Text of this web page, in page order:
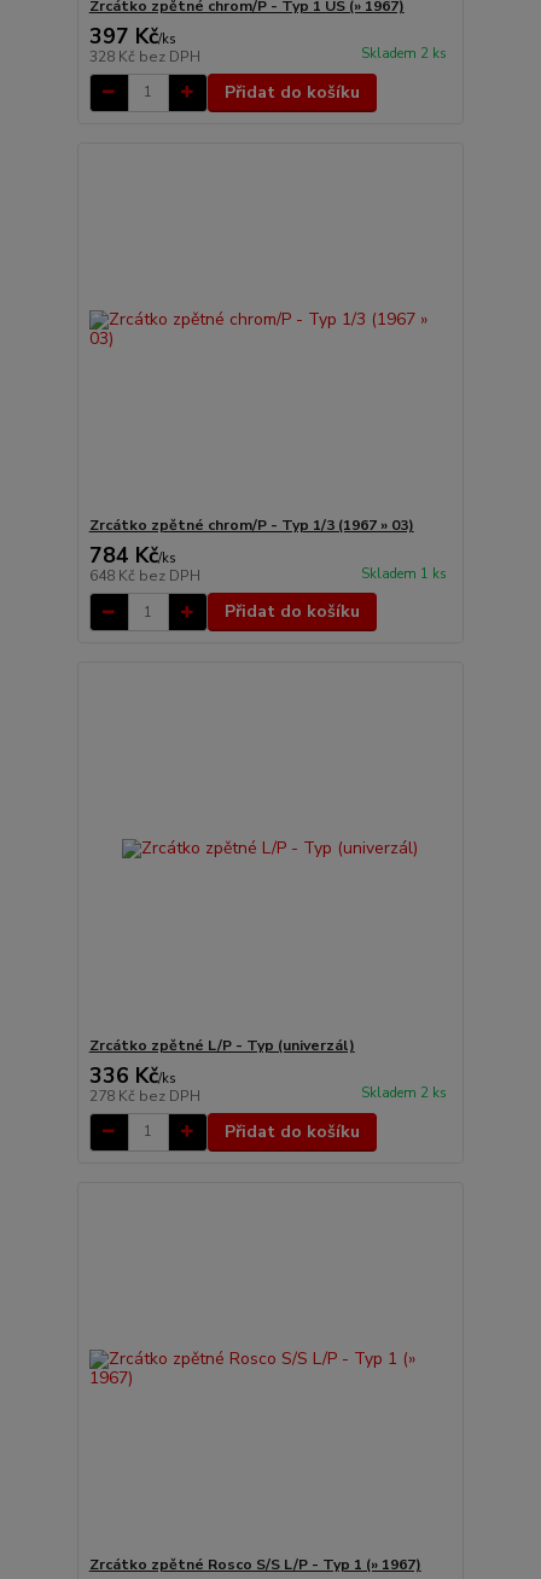
Zrcátko zpětné chrom/P - Typ 1 US (» 1967)
397 Kč/ks
328 Kč bez DPH Skladem 2 ks
Přidat do košíku
Zrcátko zpětné chrom/P - Typ 1/3 (1967 » 03)
784 Kč/ks
648 Kč bez DPH Skladem 1 ks
Přidat do košíku
Zrcátko zpětné L/P - Typ (univerzál)
336 Kč/ks
278 Kč bez DPH Skladem 2 ks
Přidat do košíku
Zrcátko zpětné Rosco S/S L/P - Typ 1 (» 1967)